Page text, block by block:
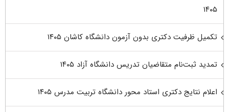
۱۴۰۵
تکمیل ظرفیت دکتری بدون آزمون دانشگاه کاشان ۱۴۰۵
تمدید ثبت‌نام متقاضیان تدریس دانشگاه آزاد ۱۴۰۵
اعلام نتایج دکتری استاد محور دانشگاه تربیت مدرس ۱۴۰۵